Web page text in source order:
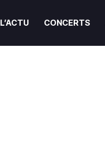
L’ACTU CONCERTS